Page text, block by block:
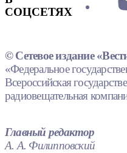
СОЦСЕТЯХ
© Сетевое издание
«Федеральное
Всероссийская
радиовещательная
Главный редактор
А. А. Филипповский